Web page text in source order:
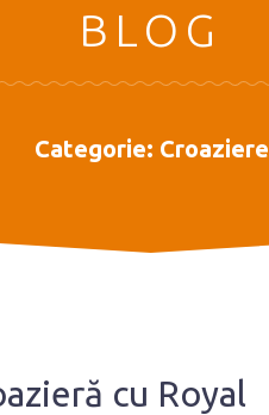
BLOG
Categorie: Croaziere
cu Royal